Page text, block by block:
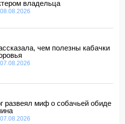
владельца
чем полезны кабачки
развеял миф о собачьей обиде